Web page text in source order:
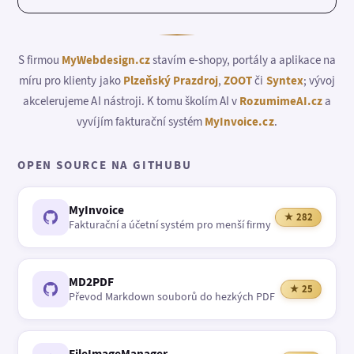
S firmou MyWebdesign.czstavím e-shopy, portály a aplikace na
míru pro klienty jako Plzeňský Prazdroj,ZOOTči Syntex; vývoj
akcelerujeme AI nástroji. K tomu školím AI v RozumimeAI.cza
vyvíjím fakturační systém MyInvoice.cz.
OPEN SOURCE NA GITHUBU
MyInvoice
Fakturační a účetní systém pro menší firmy
★ 282
MD2PDF
Převod Markdown souborů do hezkých PDF
★ 25